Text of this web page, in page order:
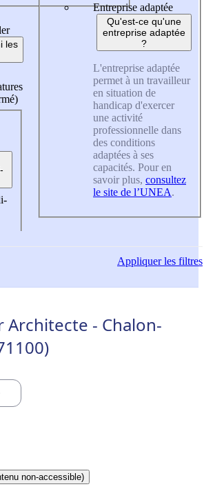
les
Entreprise adaptée
Qu'est-ce qu'une
entreprise adaptée
?
L'entreprise adaptée
permet à un travailleur
en situation de
handicap d'exercer
une activité
professionnelle dans
des conditions
adaptées à ses
capacités. Pour en
savoir plus, consultez
le site de l’UNEA.
Appliquerles filtres
Architecte - Chalon-
non-accessible)